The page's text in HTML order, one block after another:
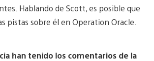
Hablando de Scott, es posible que
pistas sobre él en Operation Oracle.
han tenido los comentarios de la